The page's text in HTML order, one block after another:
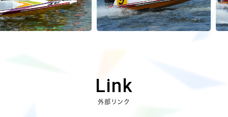
Link
外部リンク